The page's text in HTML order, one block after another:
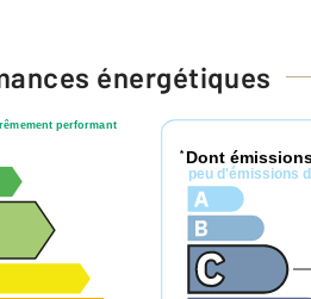
énergétiques
performant
* Dont
peu d'émissions